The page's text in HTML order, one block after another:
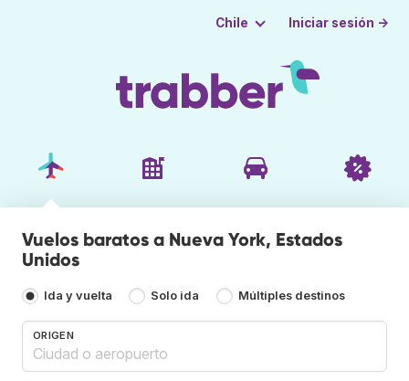
Chile Iniciar sesión →
Vuelos baratos a Nueva York, Estados
Unidos
Ida y vuelta Solo ida Múltiples destinos
ORIGEN